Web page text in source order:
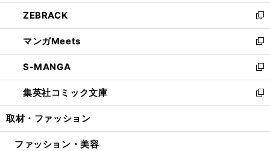
開
く
ウ
で
開
く
ン
ド
ウ
で
開
く
ウ
ィ
ン
ド
ウ
で
開
く
し
い
ウ
ィ
ン
ド
ウ
で
開
ZEBRACK
新
し
い
ウ
ィ
ン
ド
ウ
開
マンガMeets
新
し
い
ウ
ィ
ン
ウ
S-MANGA
新
し
い
ウ
ン
集英社コミック文庫
新
し
ウ
取材・ファッション
ファッション・美容